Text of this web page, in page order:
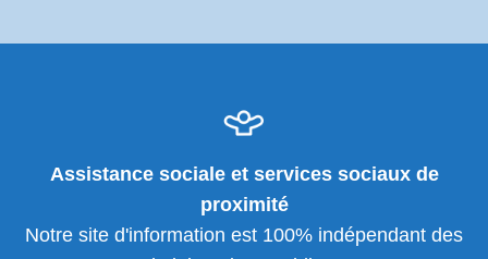
Assistance sociale et services sociaux de
proximité
Notre site d'information est 100% indépendant des